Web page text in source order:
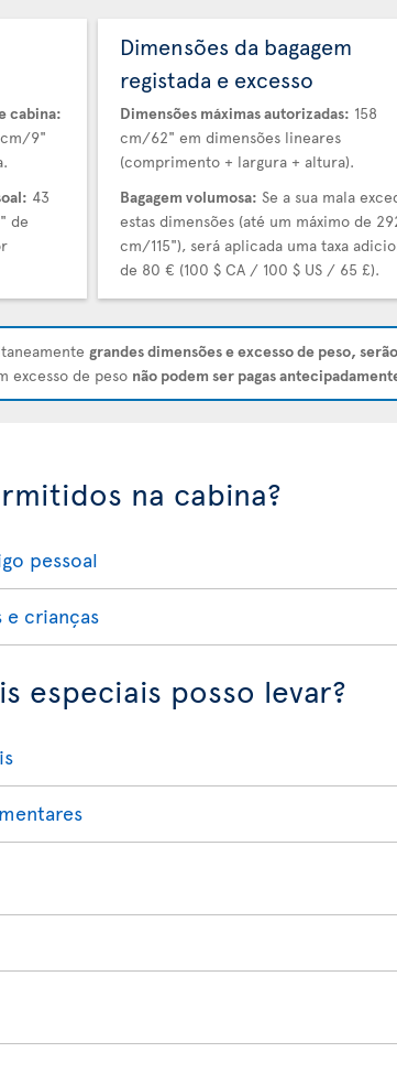
cabina:
9"
43
de
Dimensões da bagagem
registada e excesso
Dimensões máximas autorizadas: 158
cm/62" em dimensões lineares
(comprimento + largura + altura).
Bagagem volumosa: Se a sua mala
estas dimensões (até um máximo de
cm/115"), será aplicada uma taxa
de 80 € (100 $ CA / 100 $ US / 65 £).
grandes dimensões e excesso de peso,
excesso de peso não podem ser pagas
na cabina?
pessoal
e crianças
especiais posso levar?